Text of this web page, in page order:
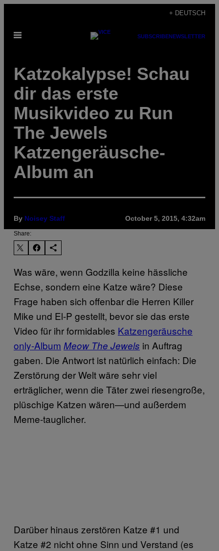
content
+ DEUTSCH
Open
SUBSCRIBENEWSLETTER
Katzokalypse! Schau
dir das erste
Musikvideo zu Run
The Jewels
Katzengeräusche-
Album an
By Noisey Staff October 5, 2015, 4:32am
Share:
Was wäre, wenn Godzilla keine hässliche
Echse, sondern eine Katze wäre? Diese
Frage haben sich offenbar die Herren Killer
Mike und El-P gestellt, bevor sie das erste
Video für ihr formidables Katzengeräusche
only-Album Meow The Jewels in Auftrag
gaben. Die Antwort ist natürlich einfach: Die
Zerstörung der Welt wäre sehr viel
erträglicher, wenn die Täter zwei riesengroße,
plüschige Katzen wären—und außerdem
Meme-tauglicher.
Darüber hinaus zerstören Katze #1 und
Katze #2 nicht ohne Sinn und Verstand (es